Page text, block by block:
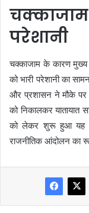
चक्काजाम
परेशानी
चक्काजाम के कारण मुख्य
को भारी परेशानी का
और प्रशासन ने मौके पर
को निकालकर यातायात
को लेकर शुरू हुआ यह
राजनीतिक आंदोलन का